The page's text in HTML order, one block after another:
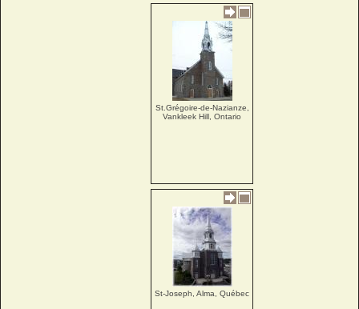
St.Grégoire-de-Nazianze,
Vankleek Hill, Ontario
St-Joseph, Alma, Québec